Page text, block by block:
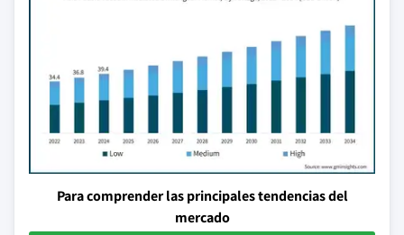
Para comprender las principales tendencias del
mercado